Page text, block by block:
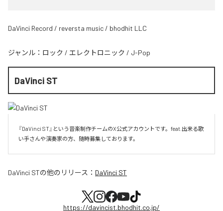
DaVinci Record / reversta music / bhodhit LLC
ジャンル： ロック / エレクトロニック / J-Pop
DaVinci ST
『DaVinci ST』という音楽制作チームのX公式アカウントです。feat.出来る歌
い手さんや演奏家の方、随時募集しております。
DaVinci STの他のリリース： DaVinci ST
https://davincist.bhodhit.co.jp/